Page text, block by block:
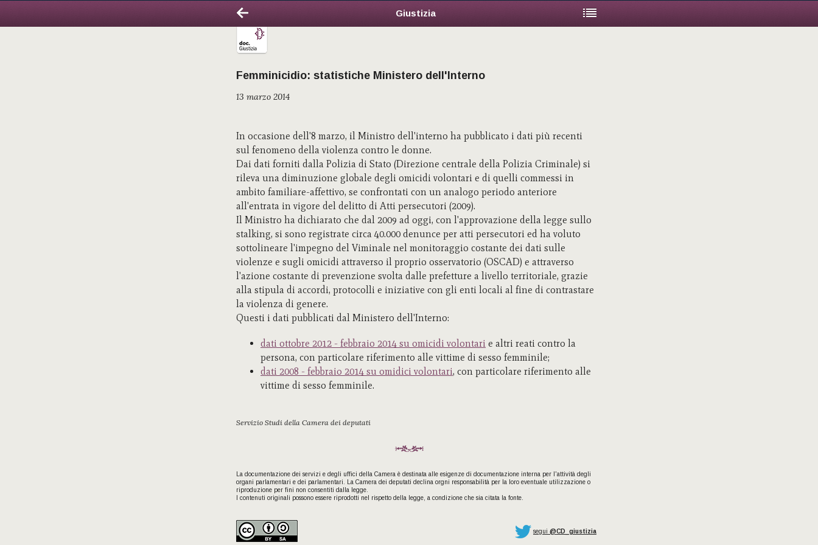
Giustizia
Femminicidio: statistiche Ministero dell'Interno
13 marzo 2014
In occasione dell'8 marzo, il Ministro dell'interno ha pubblicato i dati più recenti
sul fenomeno della violenza contro le donne.
Dai dati forniti dalla Polizia di Stato (Direzione centrale della Polizia Criminale) si
rileva una diminuzione globale degli omicidi volontari e di quelli commessi in
ambito familiare-affettivo, se confrontati con un analogo periodo anteriore
all'entrata in vigore del delitto di Atti persecutori (2009).
Il Ministro ha dichiarato che dal 2009 ad oggi, con l'approvazione della legge sullo
stalking, si sono registrate circa 40.000 denunce per atti persecutori ed ha voluto
sottolineare l'impegno del Viminale nel monitoraggio costante dei dati sulle
violenze e sugli omicidi attraverso il proprio osservatorio (OSCAD) e attraverso
l'azione costante di prevenzione svolta dalle prefetture a livello territoriale, grazie
alla stipula di accordi, protocolli e iniziative con gli enti locali al fine di contrastare
la violenza di genere.
Questi i dati pubblicati dal Ministero dell'Interno:
dati ottobre 2012 - febbraio 2014 su omicidi volontari e altri reati contro la
persona, con particolare riferimento alle vittime di sesso femminile;
dati 2008 - febbraio 2014 su omidici volontari, con particolare riferimento alle
vittime di sesso femminile.
Servizio Studi della Camera dei deputati
La documentazione dei servizi e degli uffici della Camera è destinata alle esigenze di documentazione interna per l'attività degli
organi parlamentari e dei parlamentari. La Camera dei deputati declina orgni responsabilità per la loro eventuale utilizzazione o
riproduzione per fini non consentiti dalla legge.
I contenuti originali possono essere riprodotti nel rispetto della legge, a condizione che sia citata la fonte.
segui @CD_giustizia